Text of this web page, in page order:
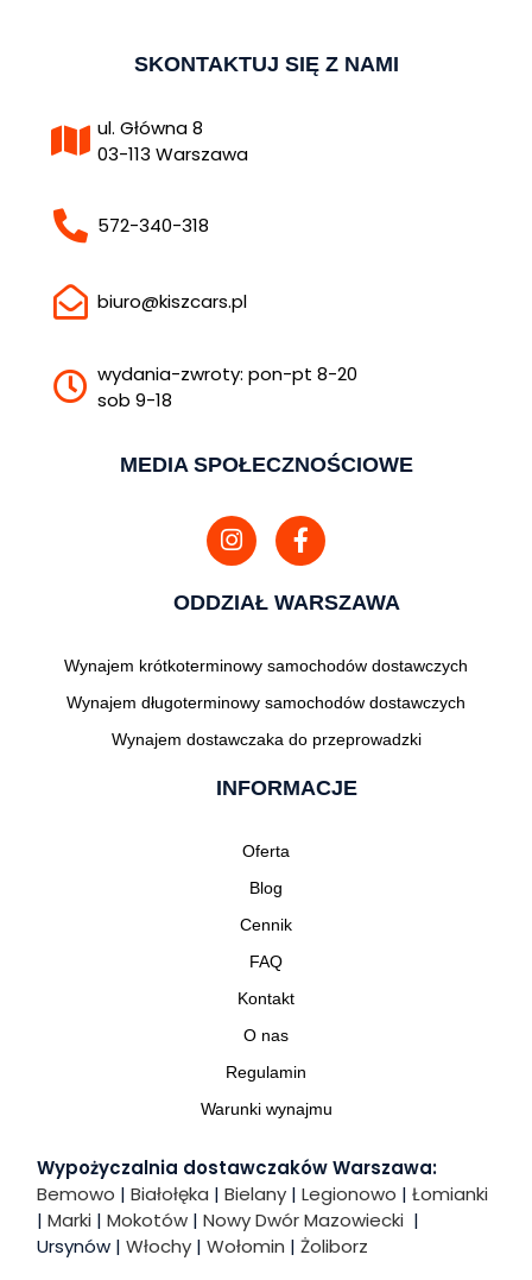
SKONTAKTUJ SIĘ Z NAMI
ul. Główna 8
03-113 Warszawa
572-340-318
biuro@kiszcars.pl
wydania-zwroty: pon-pt 8-20
sob 9-18
MEDIA SPOŁECZNOŚCIOWE
ODDZIAŁ WARSZAWA
Wynajem krótkoterminowy samochodów dostawczych
Wynajem długoterminowy samochodów dostawczych
Wynajem dostawczaka do przeprowadzki
INFORMACJE
Oferta
Blog
Cennik
FAQ
Kontakt
O nas
Regulamin
Warunki wynajmu
Wypożyczalnia dostawczaków Warszawa:
Bemowo | Białołęka | Bielany | Legionowo | Łomianki
| Marki | Mokotów | Nowy Dwór Mazowiecki |
Ursynów | Włochy | Wołomin | Żoliborz